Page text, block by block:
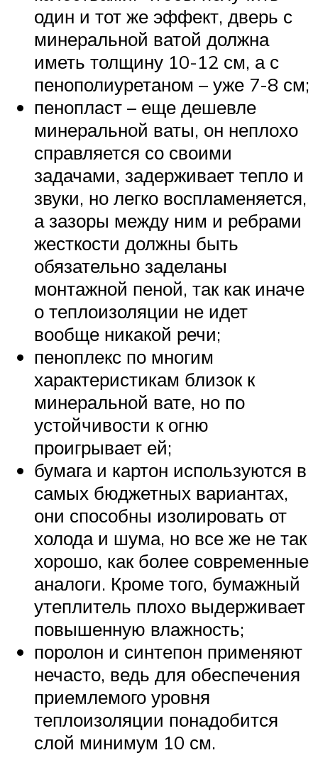
один и тот же эффект, дверь с
минеральной ватой должна
иметь толщину 10-12 см, а с
пенополиуретаном – уже 7-8 см;
пенопласт – еще дешевле
минеральной ваты, он неплохо
справляется со своими
задачами, задерживает тепло и
звуки, но легко воспламеняется,
а зазоры между ним и ребрами
жесткости должны быть
обязательно заделаны
монтажной пеной, так как иначе
о теплоизоляции не идет
вообще никакой речи;
пеноплекс по многим
характеристикам близок к
минеральной вате, но по
устойчивости к огню
проигрывает ей;
бумага и картон используются в
самых бюджетных вариантах,
они способны изолировать от
холода и шума, но все же не так
хорошо, как более современные
аналоги. Кроме того, бумажный
утеплитель плохо выдерживает
повышенную влажность;
поролон и синтепон применяют
нечасто, ведь для обеспечения
приемлемого уровня
теплоизоляции понадобится
слой минимум 10 см.